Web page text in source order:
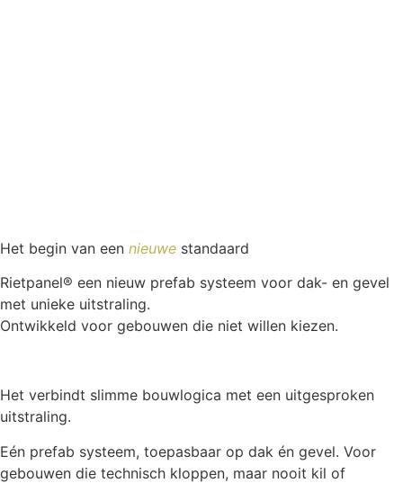
Het begin van een nieuwe standaard
Rietpanel® een nieuw prefab systeem voor dak- en gevel
met unieke uitstraling.
Ontwikkeld voor gebouwen die niet willen kiezen.
Het verbindt slimme bouwlogica met een uitgesproken
uitstraling.
Eén prefab systeem, toepasbaar op dak én gevel. Voor
gebouwen die technisch kloppen, maar nooit kil of